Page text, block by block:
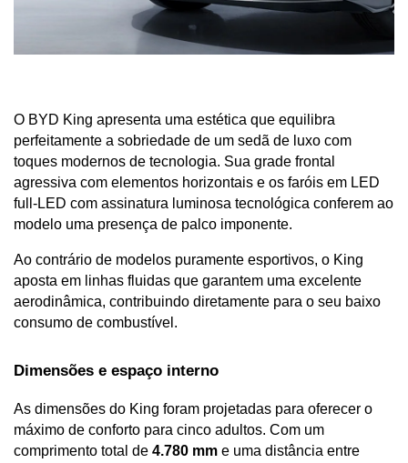
O BYD King apresenta uma estética que equilibra
perfeitamente a sobriedade de um sedã de luxo com
toques modernos de tecnologia. Sua grade frontal
agressiva com elementos horizontais e os faróis em LED
full-LED com assinatura luminosa tecnológica conferem ao
modelo uma presença de palco imponente.
Ao contrário de modelos puramente esportivos, o King
aposta em linhas fluidas que garantem uma excelente
aerodinâmica, contribuindo diretamente para o seu baixo
consumo de combustível.
Dimensões e espaço interno
As dimensões do King foram projetadas para oferecer o
máximo de conforto para cinco adultos. Com um
comprimento total de 4.780 mm e uma distância entre